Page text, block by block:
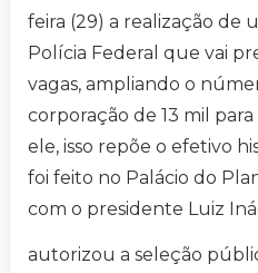
feira (29) a realização de
Polícia Federal que vai
vagas, ampliando o
corporação de 13 mil
ele, isso repõe o efetivo
foi feito no Palácio do
com o presidente Luiz
autorizou a seleção